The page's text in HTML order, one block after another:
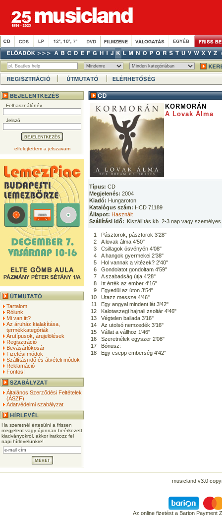
Felhasználónév
Jelszó
elfelejtettem a jelszavam
Tartalom
Rólunk
Mi van itt?
Az áruház kialakítása,
termékkategóriák
Árutípusok, árujelölések
Regisztráció
Bevásárlókosár
Fizetési módok
Szállítási idő és átvételi módok
Reklamáció
Fontos!
Általános Szerződési Feltételek
(ÁSZF)
Adatvédelmi szabályzat
Ha szeretnél értesülni a frissen
megjelent vagy újonnan beérkezett
kiadványokról, akkor iratkozz fel
napi hírlevelünkre!
KORMORÁN
A Lovak Álma
Típus: CD
Megjelenés: 2004
Kiadó: Hungaroton
Katalógus szám: HCD 71189
Állapot: Használt
Szállítási idő: Kiszállítás kb. 2-3 nap vagy
1
Pásztorok, pásztorok 3'28"
2
A lovak álma 4'50"
3
Csillagok ösvényén 4'08"
4
A hangok gyermekei 2'38"
5
Hol vannak a vitézek? 2'40"
6
Gondolatot gondoltam 4'59"
7
A szabadság útja 4'28"
8
Itt érték az ember 4'16"
9
Egyedül az úton 3'54"
10
Utazz messze 4'46"
11
Egy angyal mindent lát 3'42"
12
Kalotaszegi hajnali zsoltár 4'46"
13
Végtelen ballada 3'16"
14
Az utolsó nemzedék 3'16"
15
Vállat a vállhoz 1'46"
16
Szeretnélek egyszer 2'08"
17
Bónusz:
18
Egy csepp emberség 4'42"
musicland v3.0
Az online fizetést a Barion Payment